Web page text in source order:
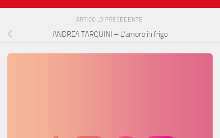
ARTICOLO PRECEDENTE
ANDREA TARQUINI – L’amore in frigo